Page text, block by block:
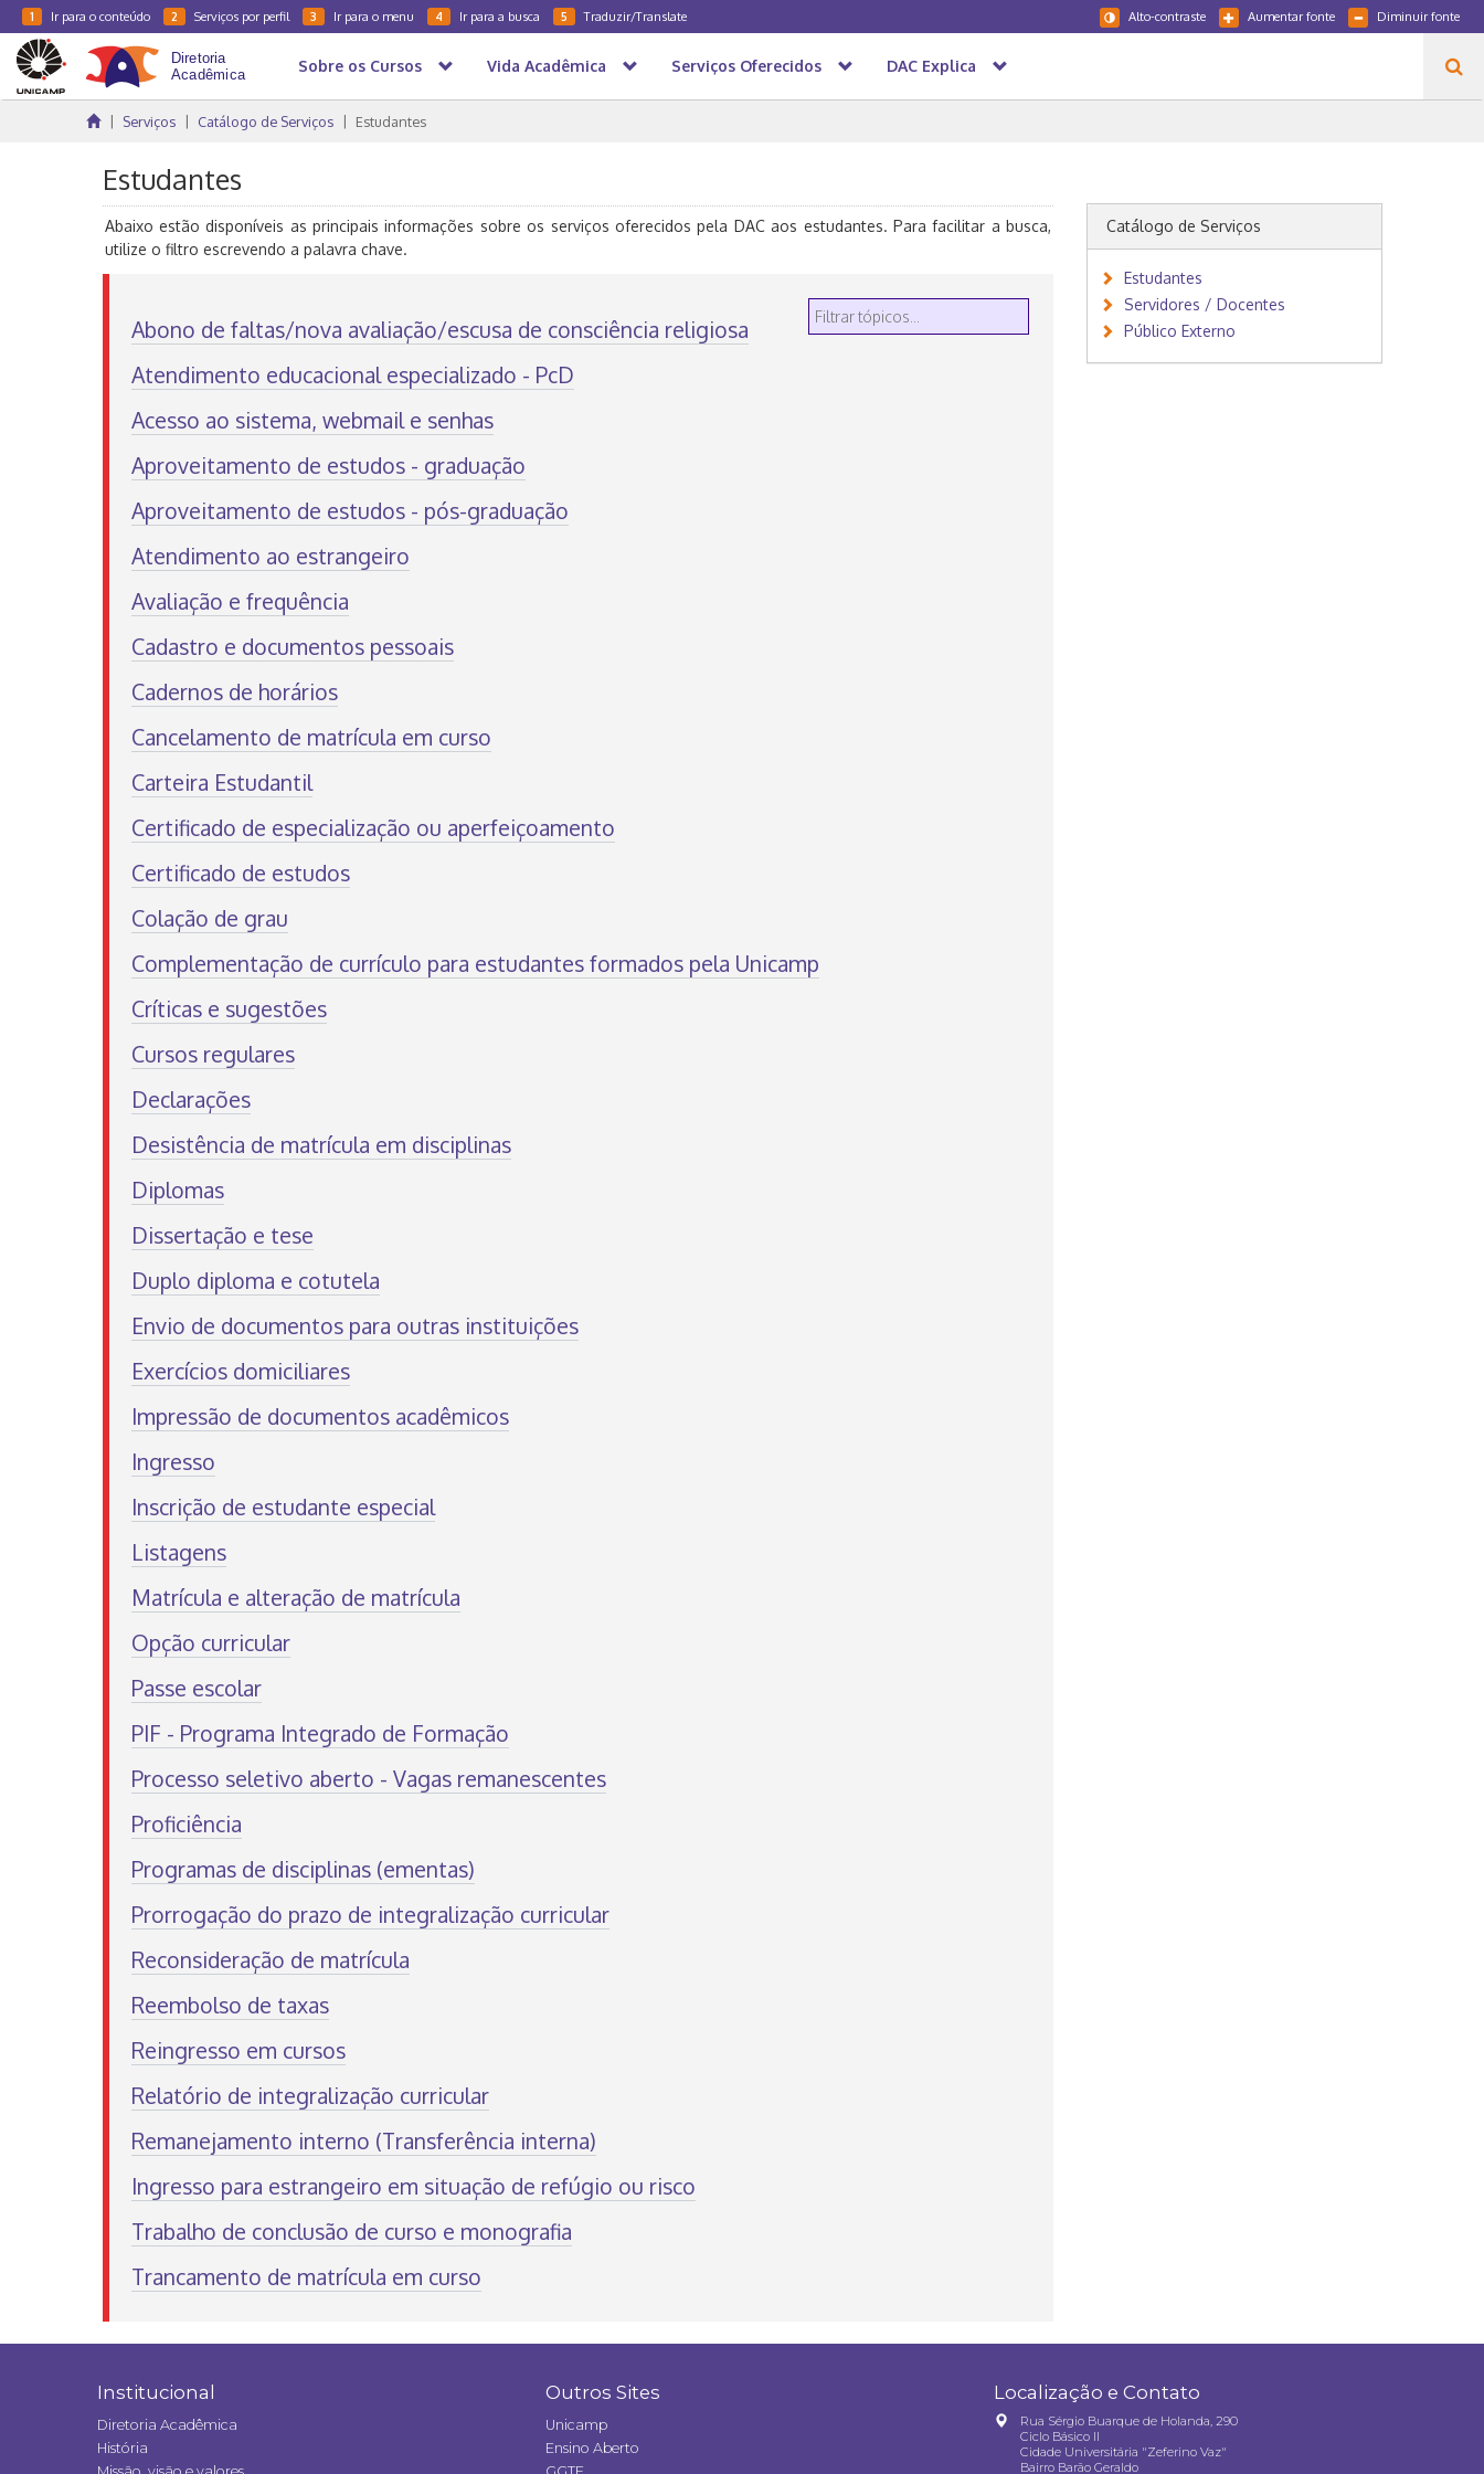
1 Ir para o conteúdo 2 Serviços por perfil 3 Ir para o menu 4 Ir para a busca 5 Traduzir/Translate Diminuir fonte
Aumentar fonte
Alto-contraste
Sobre os Cursos Vida Acadêmica Serviços Oferecidos DAC Explica
Serviços Catálogo de Serviços Estudantes
Estudantes
Abaixo estão disponíveis as principais informações sobre os serviços oferecidos pela DAC aos estudantes. Para facilitar a busca,
utilize o filtro escrevendo a palavra chave.
Abono de faltas/nova avaliação/escusa de consciência religiosa
Atendimento educacional especializado - PcD
Acesso ao sistema, webmail e senhas
Aproveitamento de estudos - graduação
Aproveitamento de estudos - pós-graduação
Atendimento ao estrangeiro
Avaliação e frequência
Cadastro e documentos pessoais
Cadernos de horários
Cancelamento de matrícula em curso
Carteira Estudantil
Certificado de especialização ou aperfeiçoamento
Certificado de estudos
Colação de grau
Complementação de currículo para estudantes formados pela Unicamp
Críticas e sugestões
Cursos regulares
Declarações
Desistência de matrícula em disciplinas
Diplomas
Dissertação e tese
Duplo diploma e cotutela
Envio de documentos para outras instituições
Exercícios domiciliares
Impressão de documentos acadêmicos
Ingresso
Inscrição de estudante especial
Listagens
Matrícula e alteração de matrícula
Opção curricular
Passe escolar
PIF - Programa Integrado de Formação
Processo seletivo aberto - Vagas remanescentes
Proficiência
Programas de disciplinas (ementas)
Prorrogação do prazo de integralização curricular
Reconsideração de matrícula
Reembolso de taxas
Reingresso em cursos
Relatório de integralização curricular
Remanejamento interno (Transferência interna)
Ingresso para estrangeiro em situação de refúgio ou risco
Trabalho de conclusão de curso e monografia
Trancamento de matrícula em curso
Catálogo de Serviços
Estudantes
Servidores / Docentes
Público Externo
Institucional
Diretoria Acadêmica
História
Outros Sites
Unicamp
Ensino Aberto
Localização e Contato
Rua Sérgio Buarque de Holanda, 290
Ciclo Básico II
Cidade Universitária "Zeferino Vaz"
Bairro Barão Geraldo